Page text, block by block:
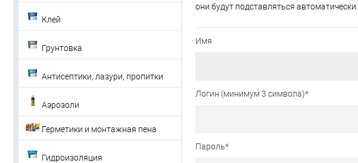
Клей
Грунтовка
Антисептики, лазури, пропитки
Аэрозоли
Герметики и монтажная пена
Гидроизоляция
они будут подставляться автоматически.
Имя
Логин (минимум 3 символа)*
Пароль*